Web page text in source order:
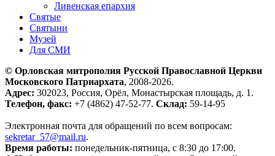
Ливенская епархия
Святые
Святыни
Музей
Для СМИ
© Орловская митрополия Русской Православной Церкви
Московского Патриархата, 2008-2026.
Адрес: 302023, Россия, Орёл, Монастырская площадь, д. 1.
Телефон, факс: +7 (4862) 47-52-77. Склад: 59-14-95
Электронная почта для обращений по всем вопросам:
sekretar_57@mail.ru.
Время работы: понедельник-пятница, с 8:30 до 17:00.